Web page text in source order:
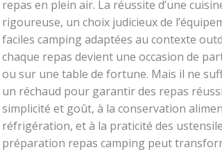
repas en plein air. La réussite d’une
rigoureuse, un choix judicieux de
faciles camping adaptées au contexte
chaque repas devient une occasion de
ou sur une table de fortune. Mais il ne
un réchaud pour garantir des repas
simplicité et goût, à la conservation
réfrigération, et à la praticité des
préparation repas camping peut